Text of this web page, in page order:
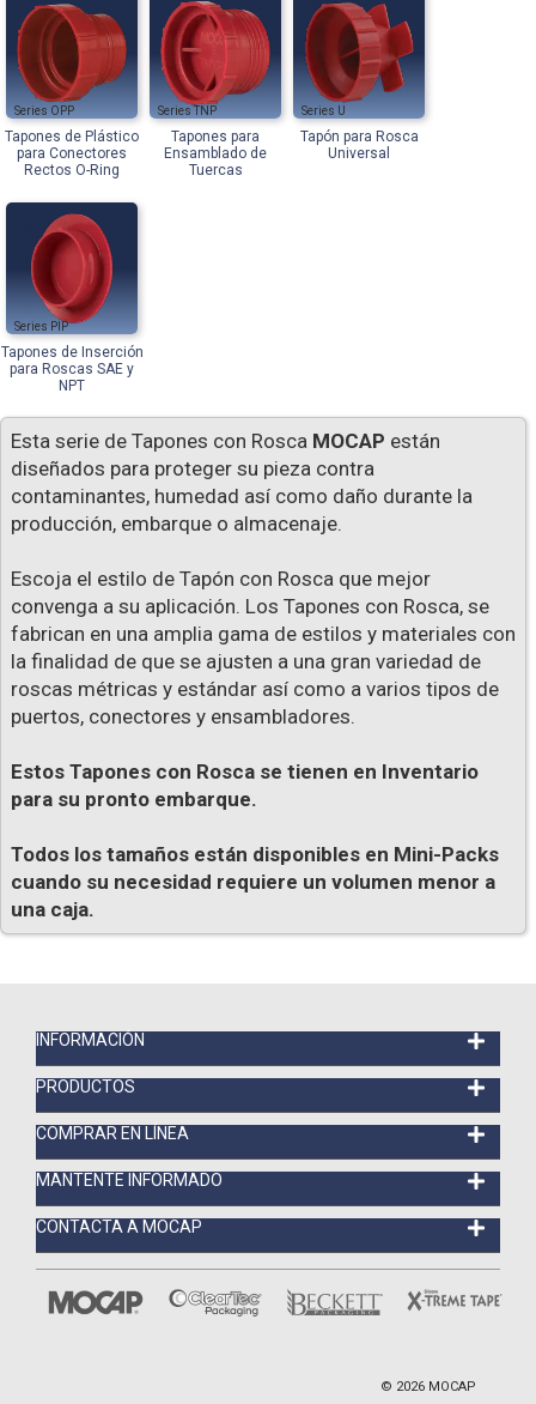
OPP
Tapones de Plástico
para Conectores
Rectos O-Ring
TNP
Tapones para
Ensamblado de
Tuercas
U
Tapón para Rosca
Universal
PIP
Tapones de Inserción
para Roscas SAE y
NPT
Esta serie de Tapones con Rosca MOCAP están
diseñados para proteger su pieza contra
contaminantes, humedad así como daño durante la
producción, embarque o almacenaje.
Escoja el estilo de Tapón con Rosca que mejor
convenga a su aplicación. Los Tapones con Rosca, se
fabrican en una amplia gama de estilos y materiales con
la finalidad de que se ajusten a una gran variedad de
roscas métricas y estándar así como a varios tipos de
puertos, conectores y ensambladores.
Estos Tapones con Rosca se tienen en Inventario
para su pronto embarque.
Todos los tamaños están disponibles en Mini-Packs
cuando su necesidad requiere un volumen menor a
una caja.
INFORMACIÓN
PRODUCTOS
COMPRAR EN LÍNEA
MANTENTE INFORMADO
CONTACTA A MOCAP
© 2026 MOCAP